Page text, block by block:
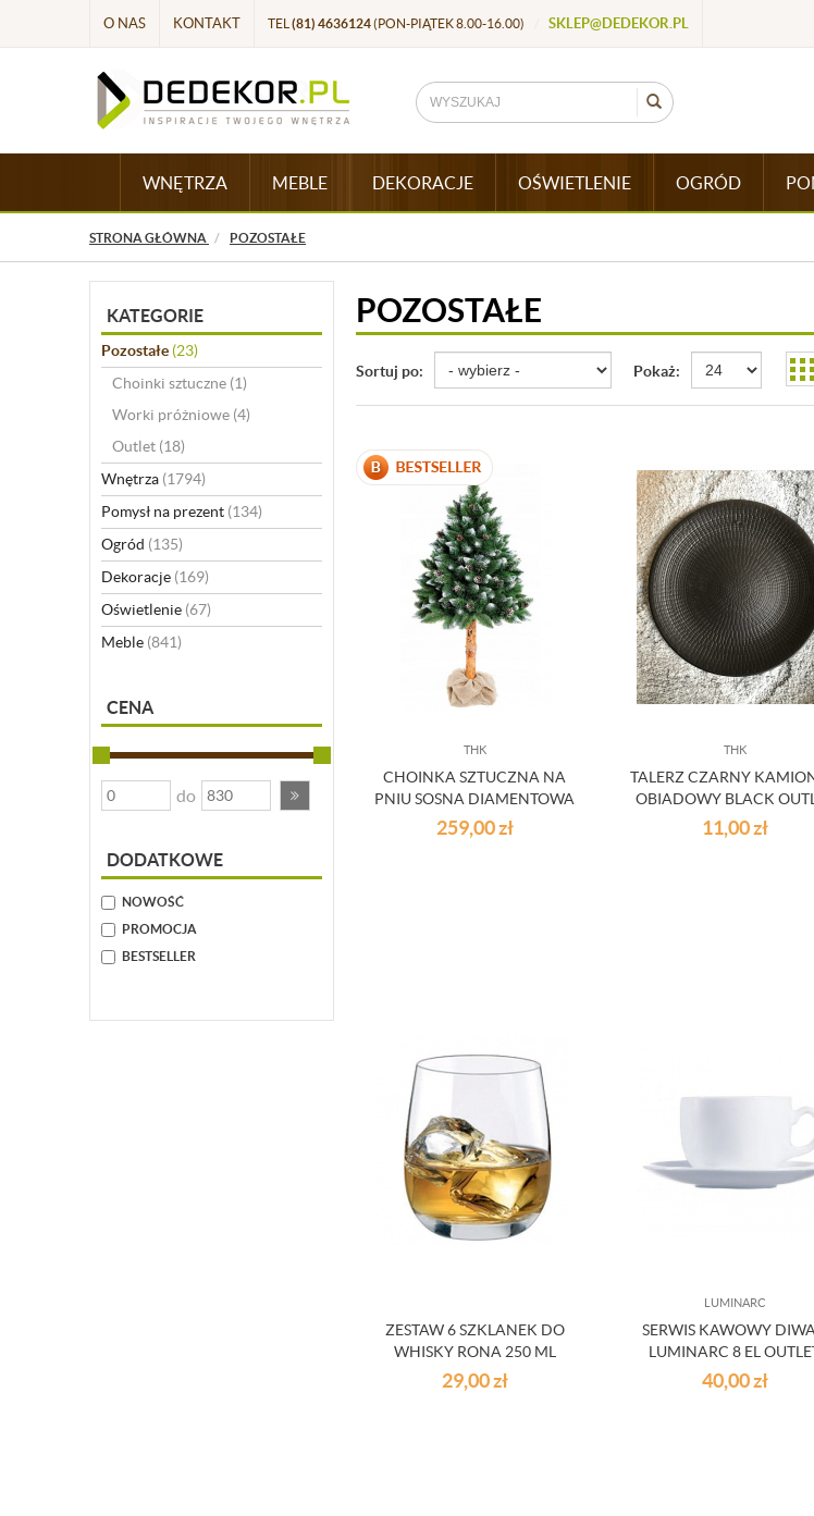
O NAS KONTAKT TEL (81) 4636124(PON-PIĄTEK 8.00-16.00) SKLEP@DEDEKOR.PL
WNĘTRZA MEBLE DEKORACJE OŚWIETLENIE OGRÓD
STRONA GŁÓWNA POZOSTAŁE
KATEGORIE
Pozostałe (23)
Choinki sztuczne (1)
Worki próżniowe (4)
Outlet (18)
Wnętrza (1794)
Pomysł na prezent (134)
Ogród (135)
Dekoracje (169)
Oświetlenie (67)
Meble (841)
CENA
do
DODATKOWE
NOWOŚĆ
PROMOCJA
BESTSELLER
POZOSTAŁE
Sortuj po: Pokaż:
THK
CHOINKA SZTUCZNA NA
PNIU SOSNA DIAMENTOWA
180 CM
259,00zł
THK
TALERZ CZARNY
OBIADOWY BLACK
11,00zł
ZESTAW 6 SZKLANEK DO
WHISKY RONA 250 ML
OUTLET
29,00zł
LUMINARC
SERWIS KAWOWY
LUMINARC 8 EL
40,00zł